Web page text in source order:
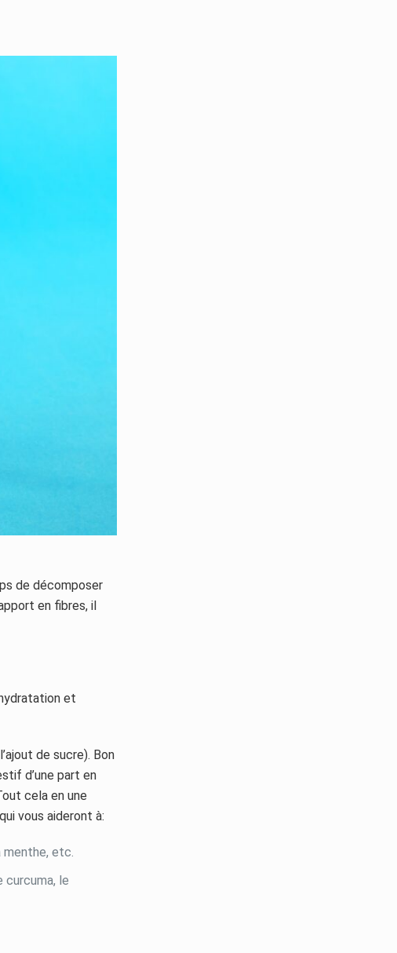
de décomposer
en fibres, il
et
de sucre). Bon
d’une part en
cela en une
vous aideront à:
menthe, etc.
curcuma, le